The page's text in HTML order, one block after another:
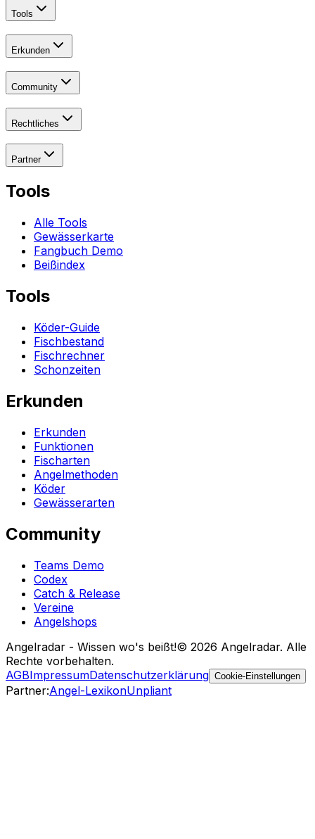
Tools
Erkunden
Community
Rechtliches
Partner
Tools
Alle Tools
Gewässerkarte
Fangbuch Demo
Beißindex
Tools
Köder-Guide
Fischbestand
Fischrechner
Schonzeiten
Erkunden
Erkunden
Funktionen
Fischarten
Angelmethoden
Köder
Gewässerarten
Community
Teams Demo
Codex
Catch & Release
Vereine
Angelshops
Angelradar - Wissen wo's beißt!© 2026 Angelradar. Alle
Rechte vorbehalten.
AGBImpressumDatenschutzerklärung Cookie-Einstellungen
Partner:Angel-LexikonUnpliant